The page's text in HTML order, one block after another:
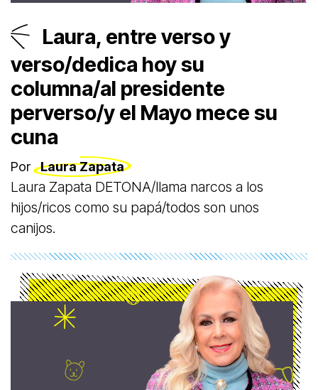
Laura, entre verso y
verso/dedica hoy su
columna/al presidente
perverso/y el Mayo mece su
cuna
Por Laura Zapata
Laura Zapata DETONA/llama narcos a los
hijos/ricos como su papá/todos son unos
canijos.